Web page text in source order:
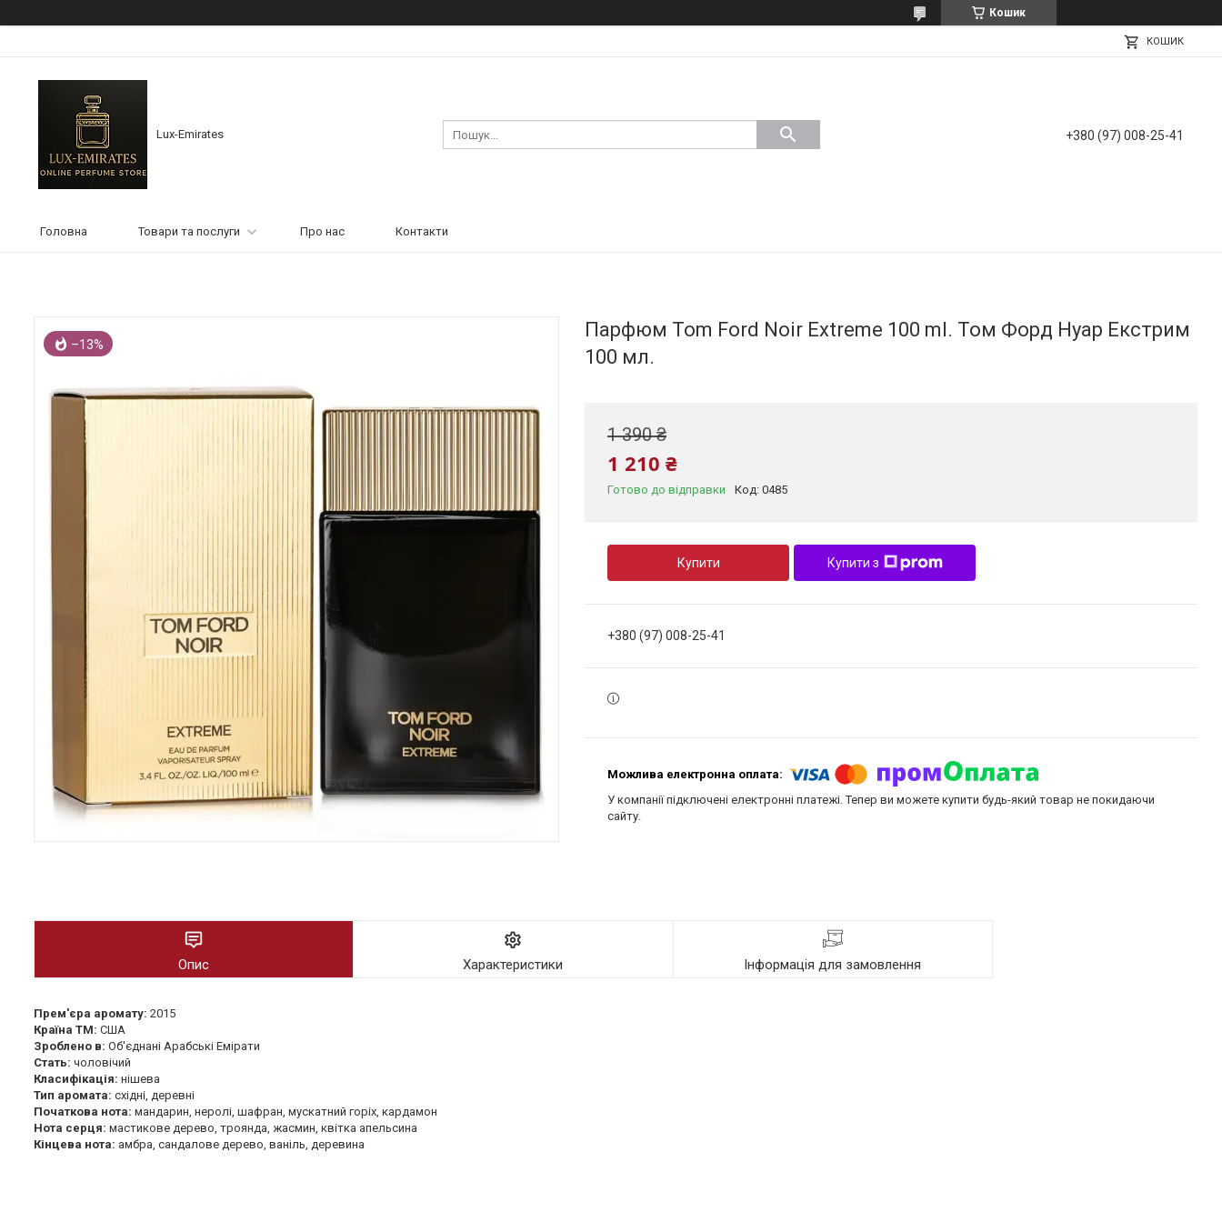
Кошик
КОШИК
Lux-Emirates +380 (97) 008-25-41
Головна Товари та послуги Про нас Контакти
–13%
Парфюм Tom Ford Noir Extreme 100 ml. Том Форд Нуар Екстрим
100 мл.
1 390 ₴
1 210 ₴
Готово до відправки Код: 0485
Купити Купити з
+380 (97) 008-25-41
У компанії підключені електронні платежі. Тепер ви можете купити будь-який товар не покидаючи
сайту.
Опис Характеристики Інформація для замовлення
Прем'єра аромату: 2015
Країна ТМ: США
Зроблено в: Об'єднані Арабські Емірати
Стать: чоловічий
Класифікація: нішева
Тип аромата: східні, деревні
Початкова нота: мандарин, неролі, шафран, мускатний горіх, кардамон
Нота серця: мастикове дерево, троянда, жасмин, квітка апельсина
Кінцева нота: амбра, сандалове дерево, ваніль, деревина